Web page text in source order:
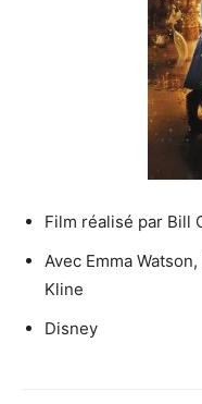
Film réalisé par Bill
Avec Emma
Kline
Disney